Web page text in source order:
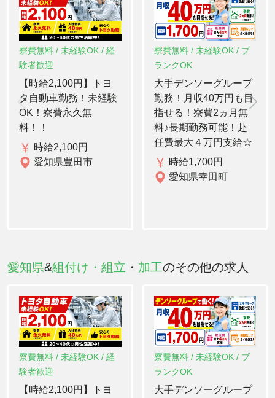
寮費無料 / 未経験OK / 経
験者歓迎
【時給2,100円】トヨ
タ自動車勤務！未経験
OK！寮費永久無
料！！
時給2,100円
愛知県豊田市
寮費無料 / 未経験OK / ブ
ランクOK
大手デンソーグループ
勤務！月収40万円も目
指せる！寮費2ヵ月無
料♪長期勤務可能！赴
任費最大４万円支給☆
時給1,700円
愛知県幸田町
愛知県&組付け・組立 ・ 加工のその他の求人
寮費無料 / 未経験OK / 経
験者歓迎
【時給2,100円】トヨ
寮費無料 / 未経験OK / ブ
ランクOK
大手デンソーグループ